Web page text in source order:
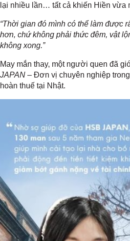
lại nhiều lần… tất cả khiến Hiền vừa
“Thời gian đó mình có thể làm được
hơn, chứ không phải thức đêm, vật
không xong.”
May mắn thay, một người quen đã
JAPAN – Đơn vị chuyên nghiệp
hoàn thuế tại Nhật.